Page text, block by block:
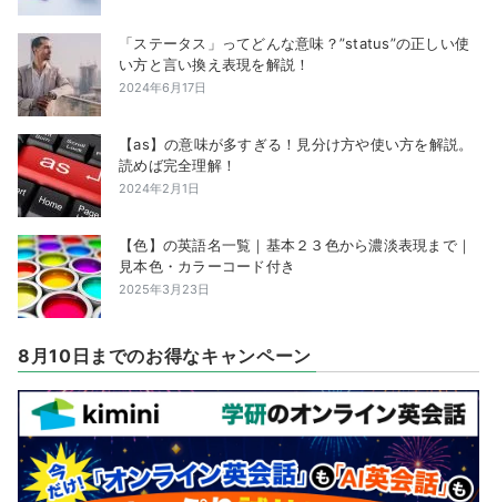
「ステータス」ってどんな意味？”status”の正しい使
い方と言い換え表現を解説！
2024年6月17日
【as】の意味が多すぎる！見分け方や使い方を解説。
読めば完全理解！
2024年2月1日
【色】の英語名一覧｜基本２３色から濃淡表現まで｜
見本色・カラーコード付き
2025年3月23日
8月10日までのお得なキャンペーン